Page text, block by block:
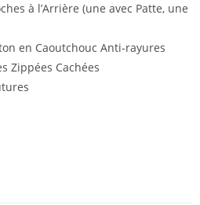
à l’Arrière (une avec Patte, une
en Caoutchouc Anti-rayures
Zippées Cachées